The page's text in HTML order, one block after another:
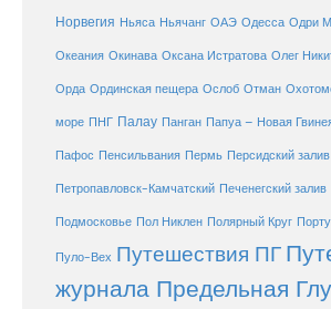
Норвегия Ньяса Ньячанг ОАЭ Одесса Одри
Океания Окинава Оксана Истратова Олег
Орда Ординская пещера Ослоб Отман
море ПНГ Палау Панган Папуа – Новая
Пафос Пенсильвания Пермь Персидский залив
Петропавловск-Камчатский Печенегский залив
Подмосковье Пол Никлен Полярный Круг
Пуло-Вех Путешествия ПГ
журнала Предельная